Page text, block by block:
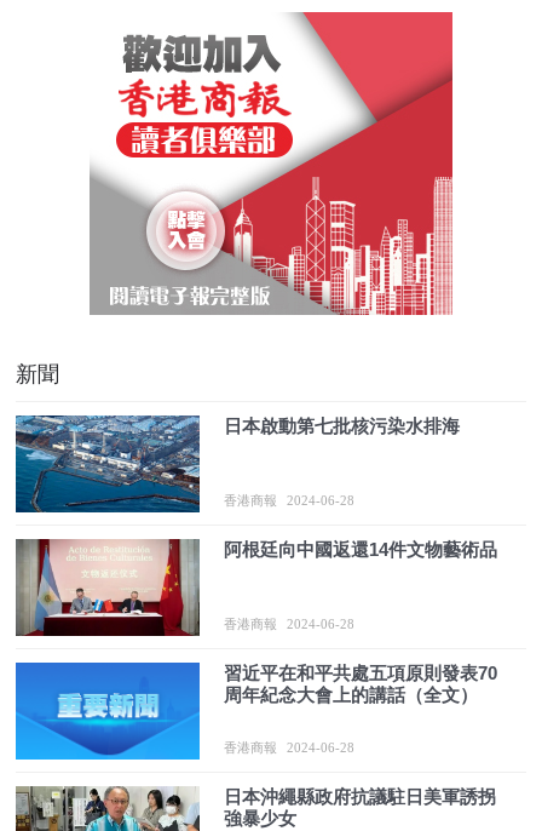
新聞
日本啟動第七批核污染水排海
香港商報 2024-06-28
阿根廷向中國返還14件文物藝術品
香港商報 2024-06-28
習近平在和平共處五項原則發表70
周年紀念大會上的講話（全文）
香港商報 2024-06-28
日本沖繩縣政府抗議駐日美軍誘拐
強暴少女